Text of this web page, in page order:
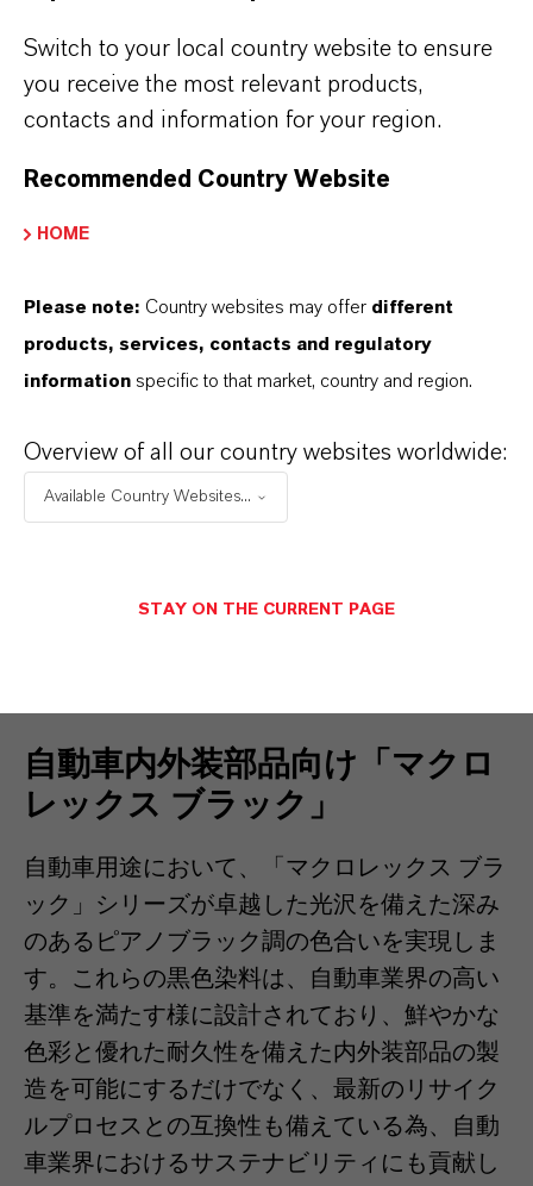
た、その高い着色力により、製造メーカーに
とってコスト効率の良いソリューションとな
ります。
（Pigment Orange 68）は、屋外用電動工具
ンジニアリングプラスチック部品にも使用出
来る様に設計された有機顔料で、優れた耐候
性と耐久性を持ち、屋外での使用や安全性が
紫外線照射下やその他の過酷な環境条件下で
も最大限の耐久性と色安定性が求められる用
長年にわたって維持し、eモビリティ分野に
自動車内外装部品向け「マクロ
レックス ブラック」
自動車用途において、「マクロレックス ブラ
ック」シリーズが卓越した光沢を備えた深み
のあるピアノブラック調の色合いを実現しま
す。これらの黒色染料は、自動車業界の高い
基準を満たす様に設計されており、鮮やかな
色彩と優れた耐久性を備えた内外装部品の製
造を可能にするだけでなく、最新のリサイク
ルプロセスとの互換性も備えている為、自動
車業界におけるサステナビリティにも貢献し
Switch to your local country website to ensure
you receive the most relevant products,
contacts and information for your region.
Recommended Country Website
HOME
Please note: Country websites may offer different
products, services, contacts and regulatory
information specific to that market, country and region.
Overview of all our country websites worldwide:
Available Country Websites...
STAY ON THE CURRENT PAGE